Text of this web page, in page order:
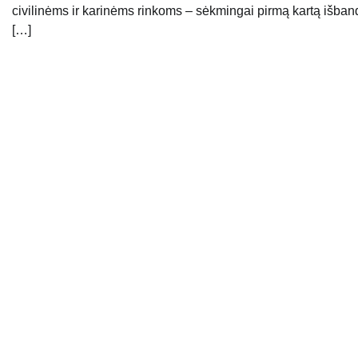
civilinėms ir karinėms rinkoms – sėkmingai pirmą kartą
[…]